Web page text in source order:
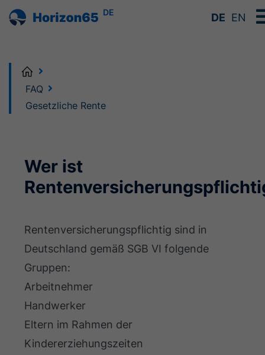
DE DE EN
Home
FAQ
Gesetzliche Rente
Wer ist
Rentenversicherungspflichtig sind in
Deutschland gemäß SGB VI folgende
Gruppen:
Arbeitnehmer
Handwerker
Eltern im Rahmen der
Kindererziehungszeiten